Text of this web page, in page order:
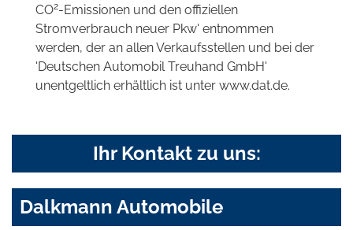
CO2-Emissionen und den offiziellen
Stromverbrauch neuer Pkw' entnommen
werden, der an allen Verkaufsstellen und bei der
'Deutschen Automobil Treuhand GmbH'
unentgeltlich erhältlich ist unter www.dat.de.
Ihr Kontakt zu uns:
Dalkmann Automobile